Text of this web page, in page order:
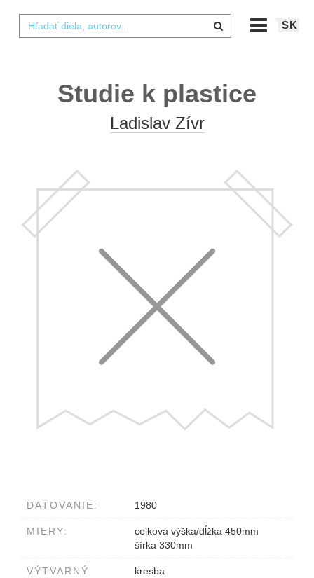
SK
Studie k plastice
Ladislav Zívr
DATOVANIE: 1980
MIERY:
celková výška/dĺžka 450mm
šírka 330mm
VÝTVARNÝ
kresba